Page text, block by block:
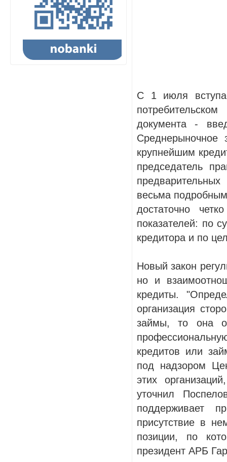
С 1 июля
документа -
Среднерыночное
крупнейшим
председатель
весьма
достаточно
показателей: по
кредитора и по
Новый закон
но и
кредиты.
организация
займы, то она
кредитов или
под надзором
этих
уточнил
поддерживает
присутствие в
позиции, по
президент АРБ